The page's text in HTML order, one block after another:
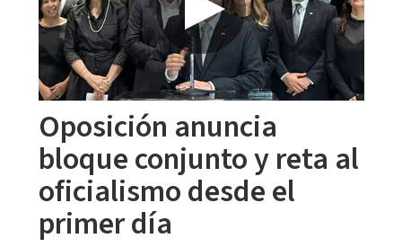
Oposición anuncia
bloque conjunto y reta al
oficialismo desde el
primer día